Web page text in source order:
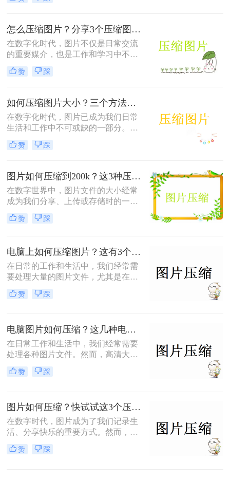
果，却也因其庞大的文件体积而带来
到影响网页加载速度，如何压缩图片
成为了解决这些问题的关键。本文将
介绍多种图片压缩方法。
怎么压缩图片？分享3个压缩图片最简单的方法！
在数字化时代，图片不仅是日常交流
的重要媒介，也是工作和学习中不可
或缺的一部分。然而，随着高清图片
和大型文件的普及，图片占用的存储
响。因此，学会怎么压缩图片成为了
许多人必备的技能。本文将为您详细
介绍几种压缩图片的方法，帮助您轻
松管理图片文件。
赞 踩
如何压缩图片大小？三个方法帮你搞定！
在数字化时代，图片已成为我们日常
生活和工作中不可或缺的一部分。然
而，随着高清图片和大型文件的普
及，图片占用存储空间大、传输速度
管理、分享和传输图片，学会如何压
缩图片大小变得尤为重要。本文将介
绍几种实用的图片压缩方法，帮助您
轻松解决图片体积过大的问题。
赞 踩
图片如何压缩到200k？这3种压缩方法很简单！
在数字世界中，图片文件的大小经常
成为我们分享、上传或存储时的一个
限制因素。特别是当需要将图片嵌入
到网站、发送电子邮件或上传到有限
一系列实用的方法和技巧，帮助您轻
松将图片压缩到200K以下。
赞 踩
电脑上如何压缩图片？这有3个压缩方法分享！
在日常的工作和生活中，我们经常需
要处理大量的图片文件，尤其是在社
交媒体分享、电子邮件发送或是网站
上传图片时，图片文件的大小直接影
度，我们需要对图片进行压缩处理。
那么电脑上如何压缩图片呢？本文将
详细介绍几种常见的电脑上压缩图片
赞 踩
电脑图片如何压缩？这几种电脑压缩照片技巧了解下！
在日常工作和生活中，我们经常需要
处理各种图片文件。然而，高清大图
虽然画质清晰，但也会占用较大的存
储空间，传输起来也相对较慢。为了
图片如何压缩，包括使用系统自带工
具、第三方软件以及在线服务等多种
方法。
赞 踩
图片如何压缩？快试试这3个压缩方法！
在数字时代，图片成为了我们记录生
活、分享快乐的重要方式。然而，高
质量的图片往往意味着较大的文件大
小，不利于存储和传输。本文将教您
赞 踩